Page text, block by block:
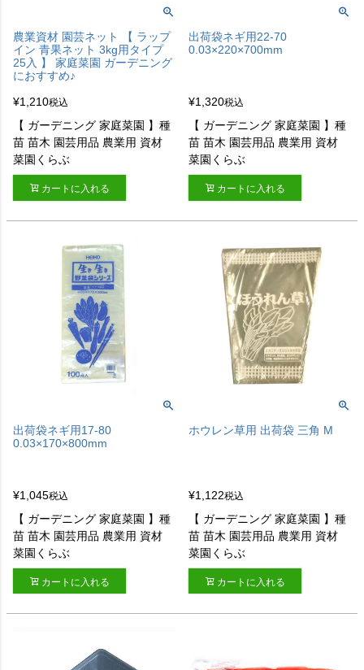
農業資材 園芸ネット 【 ラップ
イン 青果ネット 3kg用タイプ
25入 】 家庭菜園 ガーデニング
におすすめ♪
¥1,210税込
【 ガーデニング 家庭菜園 】種
苗 苗木 園芸用品 農業用 資材
菜園くらぶ
カートに入れる
出荷袋ネギ用22-70
0.03×220×700mm
¥1,320税込
【 ガーデニング 家庭菜園 】種
苗 苗木 園芸用品 農業用 資材
菜園くらぶ
カートに入れる
出荷袋ネギ用17-80
0.03×170×800mm
¥1,045税込
【 ガーデニング 家庭菜園 】種
苗 苗木 園芸用品 農業用 資材
菜園くらぶ
カートに入れる
ホウレン草用 出荷袋 三角 M
¥1,122税込
【 ガーデニング 家庭菜園 】種
苗 苗木 園芸用品 農業用 資材
菜園くらぶ
カートに入れる